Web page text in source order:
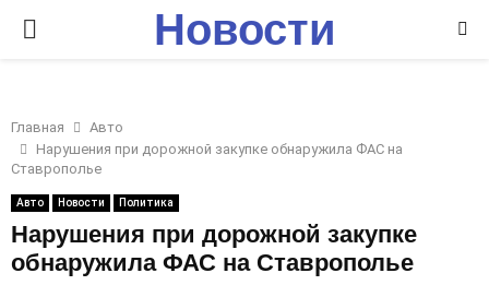
P
I
M
A
Новости
Главная
Авто
Нарушения при дорожной закупке обнаружила ФАС на
Ставрополье
Авто Новости Политика
Нарушения при дорожной закупке
обнаружила ФАС на Ставрополье